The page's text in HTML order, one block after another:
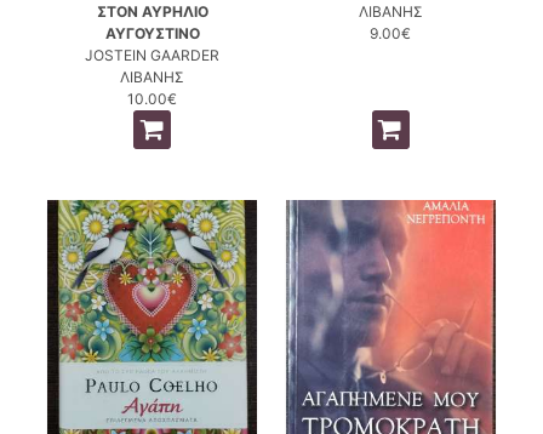
ΣΤΟΝ ΑΥΡΗΛΙΟ
ΑΥΓΟΥΣΤΙΝΟ
JOSTEIN GAARDER
ΛΙΒΑΝΗΣ
10.00€
ΛΙΒΑΝΗΣ
9.00€